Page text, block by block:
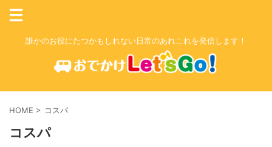
誰かのお役にたつかもしれない日常のあれこれを発信します！
HOME > コスパ
コスパ